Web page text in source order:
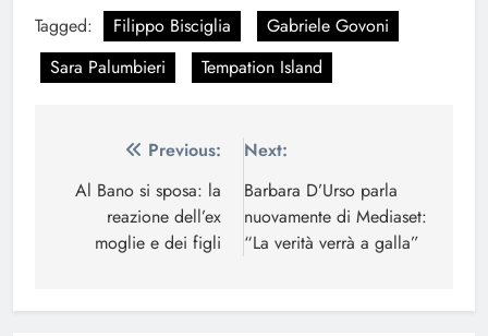
Tagged: Filippo Bisciglia
Gabriele Govoni
Sara Palumbieri
Tempation Island
Navigazione
articoli
Previous:
Al Bano si sposa: la
reazione dell’ex
moglie e dei figli
Next:
Barbara D’Urso parla
nuovamente di Mediaset:
“La verità verrà a galla”